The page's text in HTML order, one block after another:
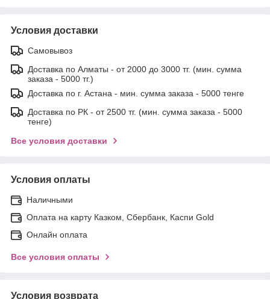
Условия доставки
Самовывоз
Доставка по Алматы - от 2000 до 3000 тг. (мин. сумма
заказа - 5000 тг.)
Доставка по г. Астана - мин. сумма заказа - 5000 тенге
Доставка по РК - от 2500 тг. (мин. сумма заказа - 5000
тенге)
Все условия доставки
Условия оплаты
Наличными
Оплата на карту Казком, Сбербанк, Каспи Gold
Онлайн оплата
Все условия оплаты
Условия возврата